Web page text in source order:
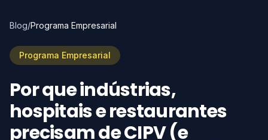
Blog/Programa Empresarial
Programa Empresarial
Por que indústrias,
hospitais e restaurantes
precisam de CIPV (e